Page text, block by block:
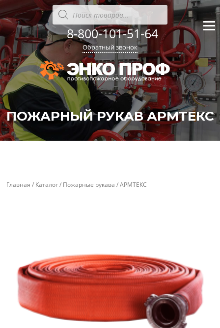
к
содержанию
Поиск
товаров
8-800-101-51-64
Обратный звонок
ПОЖАРНЫЙ РУКАВ АРМТЕКС
''
Главная / Каталог/ Пожарные рукава / АРМТЕКС